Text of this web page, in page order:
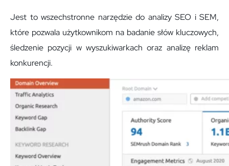
Jest to wszechstronne narzędzie do analizy SEO i SEM,
które pozwala użytkownikom na badanie słów kluczowych,
śledzenie pozycji w wyszukiwarkach oraz analizę reklam
konkurencji.